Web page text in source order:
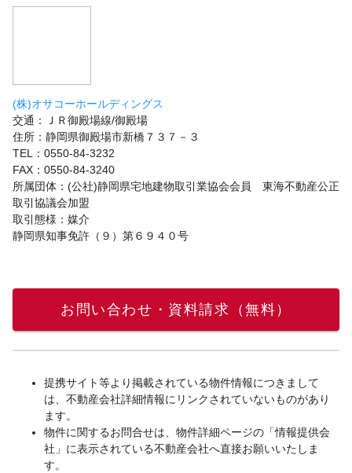
(株)オサコーホールディングス
交通：ＪＲ御殿場線/御殿場
住所：静岡県御殿場市新橋７３７－３
TEL：0550-84-3232
FAX：0550-84-3240
所属団体：(公社)静岡県宅地建物取引業協会会員 東海不動産公正
取引協議会加盟
取引態様：媒介
静岡県知事免許（９）第６９４０号
お問い合わせ・資料請求（無料）
提携サイト等より掲載されている物件情報につきまして
は、不動産会社詳細情報にリンクされていないものがあり
ます。
物件に関するお問合せは、物件詳細ページの「情報提供会
社」に表示されている不動産会社へ直接お願いいたしま
す。